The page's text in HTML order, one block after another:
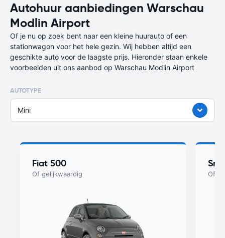
Autohuur aanbiedingen Warschau
Modlin Airport
Of je nu op zoek bent naar een kleine huurauto of een
stationwagon voor het hele gezin. Wij hebben altijd een
geschikte auto voor de laagste prijs. Hieronder staan enkele
voorbeelden uit ons aanbod op Warschau Modlin Airport
AUTOTYPE
Mini
Fiat 500
Of gelijkwaardig Of